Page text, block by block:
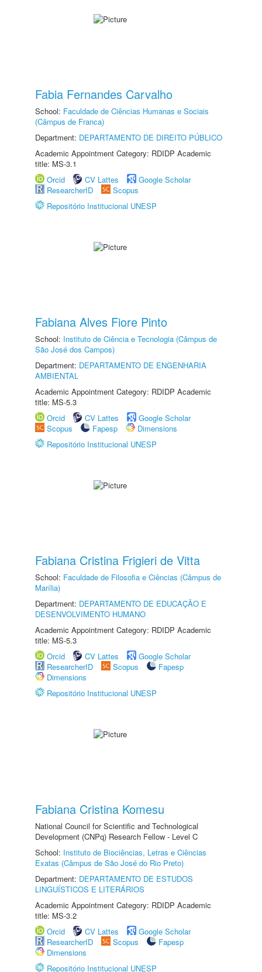
Fabia Fernandes Carvalho
School: Faculdade de Ciências Humanas e Sociais
(Câmpus de Franca)
Department: DEPARTAMENTO DE DIREITO PÚBLICO
Academic Appointment Category: RDIDP Academic
title: MS-3.1
Orcid
CV Lattes
Google Scholar
ResearcherID
Scopus
Repositório Institucional UNESP
Fabiana Alves Fiore Pinto
School: Instituto de Ciência e Tecnologia (Câmpus de
São José dos Campos)
Department: DEPARTAMENTO DE ENGENHARIA
AMBIENTAL
Academic Appointment Category: RDIDP Academic
title: MS-5.3
Orcid
CV Lattes
Google Scholar
Scopus
Fapesp
Dimensions
Repositório Institucional UNESP
Fabiana Cristina Frigieri de Vitta
School: Faculdade de Filosofia e Ciências (Câmpus de
Marília)
Department: DEPARTAMENTO DE EDUCAÇÃO E
DESENVOLVIMENTO HUMANO
Academic Appointment Category: RDIDP Academic
title: MS-5.3
Orcid
CV Lattes
Google Scholar
ResearcherID
Scopus
Fapesp
Dimensions
Repositório Institucional UNESP
Fabiana Cristina Komesu
National Council for Scientific and Technological
Development (CNPq) Research Fellow - Level C
School: Instituto de Biociências, Letras e Ciências
Exatas (Câmpus de São José do Rio Preto)
Department: DEPARTAMENTO DE ESTUDOS
LINGUÍSTICOS E LITERÁRIOS
Academic Appointment Category: RDIDP Academic
title: MS-3.2
Orcid
CV Lattes
Google Scholar
ResearcherID
Scopus
Fapesp
Dimensions
Repositório Institucional UNESP